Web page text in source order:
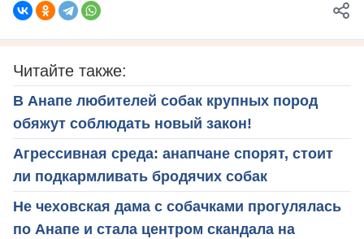
Читайте также:
В Анапе любителей собак крупных пород
обяжут соблюдать новый закон!
Агрессивная среда: анапчане спорят, стоит
ли подкармливать бродячих собак
Не чеховская дама с собачками прогулялась
по Анапе и стала центром скандала на